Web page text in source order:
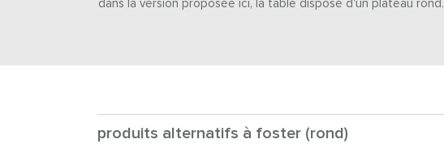
dans la version proposée ici, la table dispose d'un plateau rond.
produits alternatifs à foster (rond)